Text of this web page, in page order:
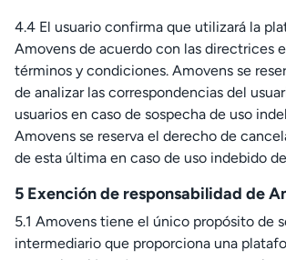
4.4 El usuario confirma que utilizará la
Amovens de acuerdo con las directrices
términos y condiciones. Amovens se
de analizar las correspondencias del
usuarios en caso de sospecha de uso
Amovens se reserva el derecho de
de esta última en caso de uso indebido
5 Exención de responsabilidad de
5.1 Amovens tiene el único propósito de
intermediario que proporciona una